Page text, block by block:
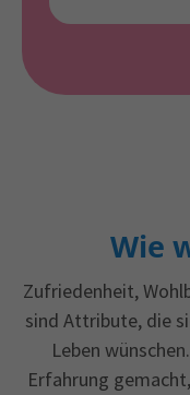
Wie
Zufriedenheit,
sind Attribute, die
Leben
Erfahrung